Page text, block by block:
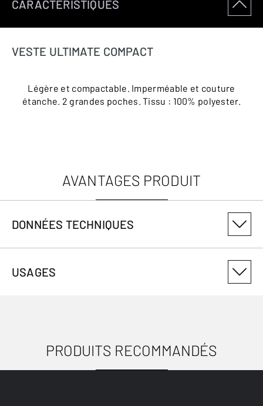
CARACTÉRISTIQUES
VESTE ULTIMATE COMPACT
Légère et compactable. Imperméable et couture
étanche. 2 grandes poches. Tissu : 100% polyester.
AVANTAGES PRODUIT
DONNÉES TECHNIQUES
3049244001
Polyester, 10% Elastane
ANTI-MICROBIEN
USAGES
USAGES
PRODUITS RECOMMANDÉS